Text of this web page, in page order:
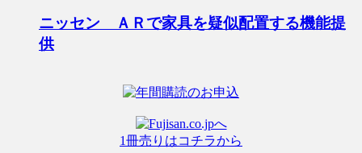
ニッセン ＡＲで家具を疑似配置する機能提
供
1冊売りはコチラから